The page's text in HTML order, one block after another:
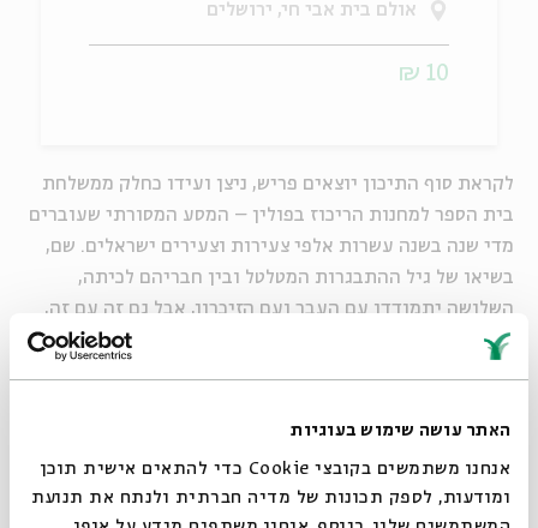
האתר עושה שימוש בעוגיות
אנחנו משתמשים בקובצי Cookie כדי להתאים אישית תוכן
ומודעות, לספק תכונות של מדיה חברתית ולנתח את תנועת
לקראת סוף התיכון יוצאים פריש, ניצן ועידו כחלק ממשלחת
בית הספר למחנות הריכוז בפולין – המסע המסורתי שעוברים
מדי שנה בשנה עשרות אלפי צעירות וצעירים ישראלים. שם,
בשיאו של גיל ההתבגרות המטלטל ובין חבריהם לכיתה,
השלושה יתמודדו עם העבר ועם הזיכרון, אבל גם זה עם זה,
עם אהבותיהם הראשונות וזהותם המתעצבת.
החוויות המשמעותיות בחייהם של רבים מבני הנוער
הישראלים. הסרט נבחר להשתתף בפסטיבל ברלין היוקרתי, שם
זכה לשבחי המבקרים והקהל.
אולם בית אבי חי, ירושלים
10 ₪